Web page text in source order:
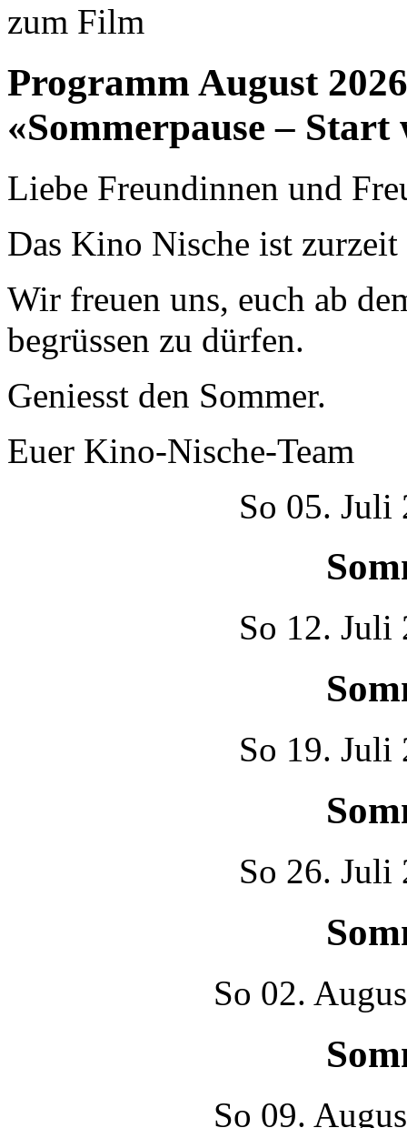
zum Film
Programm August 2026
«Sommerpause – Start
Liebe Freundinnen und
Das Kino Nische ist zurzeit
Wir freuen uns, euch ab
begrüssen zu dürfen.
Geniesst den Sommer.
Euer Kino-Nische-Team
So 05. Juli
So 12. Juli
So 19. Juli
So 26. Juli
So 02.
So 09.